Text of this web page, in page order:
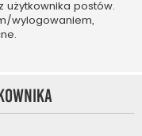
użytkownika postów.
wylogowaniem,